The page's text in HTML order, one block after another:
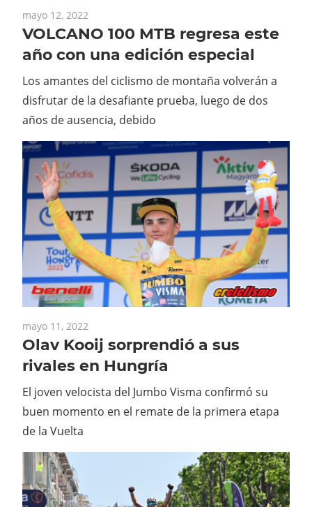
mayo 12, 2022
VOLCANO 100 MTB regresa este
año con una edición especial
Los amantes del ciclismo de montaña volverán a
disfrutar de la desafiante prueba, luego de dos
años de ausencia, debido
mayo 11, 2022
Olav Kooij sorprendió a sus
rivales en Hungría
El joven velocista del Jumbo Visma confirmó su
buen momento en el remate de la primera etapa
de la Vuelta